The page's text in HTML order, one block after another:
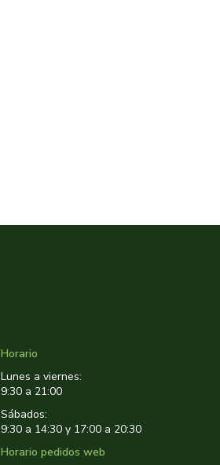
Horario
Lunes a viernes:
9:30 a 21:00
Sábados:
9:30 a 14:30 y 17:00 a 20:30
Horario pedidos web